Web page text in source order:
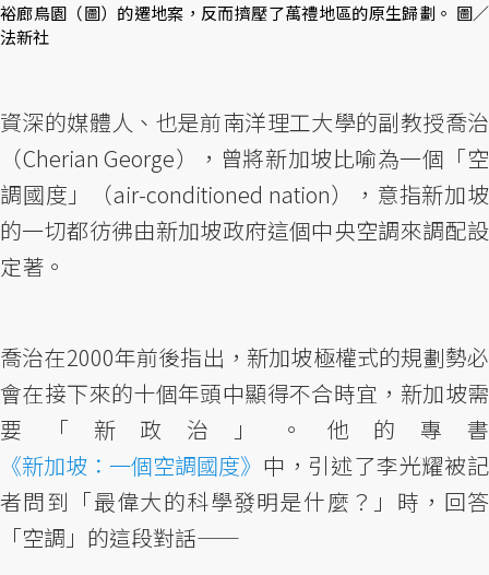
裕廊鳥園（圖）的遷地案，反而擠壓了萬禮地區的原生歸劃。 圖／
法新社
資深的媒體人、也是前南洋理工大學的副教授喬治
（Cherian George），曾將新加坡比喻為一個「空
調國度」（air-conditioned nation），意指新加坡
的一切都彷彿由新加坡政府這個中央空調來調配設
定著。
喬治在2000年前後指出，新加坡極權式的規劃勢必
會在接下來的十個年頭中顯得不合時宜，新加坡需
要「新政治」。他的專書
《新加坡：一個空調國度》 中，引述了李光耀被記
者問到「最偉大的科學發明是什麼？」時，回答
「空調」的這段對話——